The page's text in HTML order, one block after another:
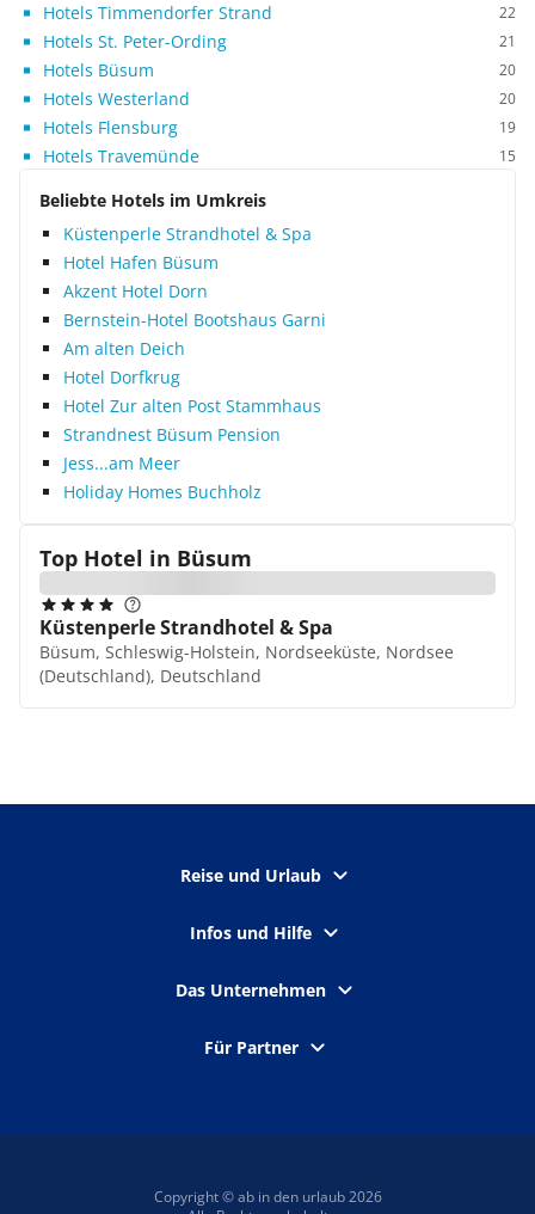
Hotels Timmendorfer Strand 22
Hotels St. Peter-Ording 21
Hotels Büsum 20
Hotels Westerland 20
Hotels Flensburg 19
Hotels Travemünde 15
Beliebte Hotels im Umkreis
Küstenperle Strandhotel & Spa
Hotel Hafen Büsum
Akzent Hotel Dorn
Bernstein-Hotel Bootshaus Garni
Am alten Deich
Hotel Dorfkrug
Hotel Zur alten Post Stammhaus
Strandnest Büsum Pension
Jess...am Meer
Holiday Homes Buchholz
Top Hotel in Büsum
Küstenperle Strandhotel & Spa
Büsum, Schleswig-Holstein, Nordseeküste, Nordsee
(Deutschland), Deutschland
Reise und Urlaub
Infos und Hilfe
Das Unternehmen
Für Partner
Copyright © ab in den urlaub 2026